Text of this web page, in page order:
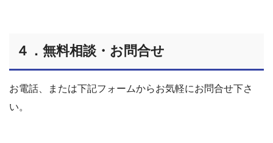
４．無料相談・お問合せ
お電話、または下記フォームからお気軽にお問合せ下さ
い。